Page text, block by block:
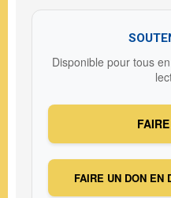
Disponible pour tous
FAIRE UN DON EN